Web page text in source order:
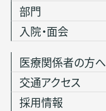
部門
入院・面会
医療関係者の方へ
交通アクセス
採用情報